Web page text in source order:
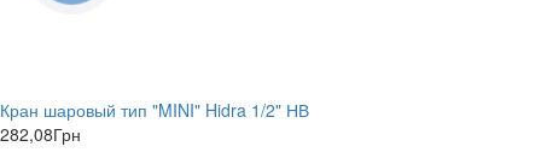
Кран шаровый тип "MINI" Hidra 1/2" НВ
282,08Грн